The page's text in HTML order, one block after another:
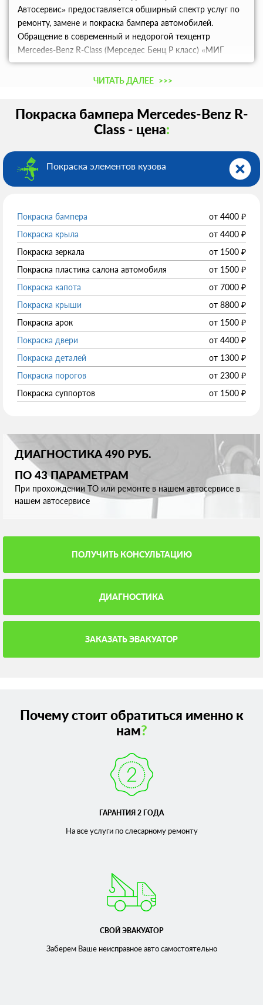
Автосервис» предоставляется обширный спектр услуг по
ремонту, замене и покраска бампера автомобилей.
Обращение в современный и недорогой техцентр
Mercedes-Benz R-Class (Мерседес Бенц Р класс) «МИГ
Автосервис», несет ответственность за предоставляемые
услуги на очень выгодных условиях и в кратчайшие сроки!
ЧИТАТЬ ДАЛЕЕ >>>
Покраска бампера Mercedes-Benz R-
Class - цена:
Покраска элементов кузова
Покраска бампера от 4400 ₽
Покраска крыла
от 4400 ₽
Покраска зеркала
от 1500 ₽
Покраска пластика салона автомобиля
от 1500 ₽
Покраска капота
от 7000 ₽
Покраска крыши
от 8800 ₽
Покраска арок
от 1500 ₽
Покраска двери
от 4400 ₽
Покраска деталей
от 1300 ₽
Покраска порогов
от 2300 ₽
Покраска суппортов
от 1500 ₽
ДИАГНОСТИКА 490 РУБ.
ПО 43 ПАРАМЕТРАМ
При прохождении ТО или ремонте в нашем автосервисе в
нашем автосервисе
ПОЛУЧИТЬ КОНСУЛЬТАЦИЮ
ДИАГНОСТИКА
ЗАКАЗАТЬ ЭВАКУАТОР
Почему стоит обратиться именно к
нам?
ГАРАНТИЯ 2 ГОДА
На все услуги по слесарномуремонту
СВОЙ ЭВАКУАТОР
Заберем Ваше неисправноеавто самостоятельно